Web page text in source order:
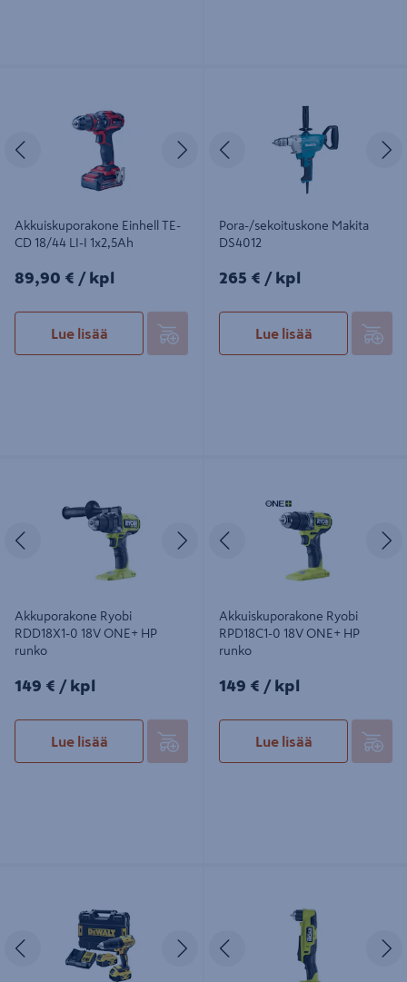
Seuraava
Akkuiskuporakone Einhell TE-
CD 18/44 LI-I 1x2,5Ah
89,90€/kpl
89,90 € / kpl
Lue lisää
Edellinen
Pora-/sekoituskone Makita
DS4012
265€/kpl
265 € / kpl
Lue lisää
Edellinen Seuraava
Akkuporakone Ryobi
RDD18X1-0 18V ONE+ HP
runko
149€/kpl
149 € / kpl
Lue lisää
Edellinen
Akkuiskuporakone Ryobi
RPD18C1-0 18V ONE+ HP
runko
149€/kpl
149 € / kpl
Lue lisää
Edellinen Seuraava